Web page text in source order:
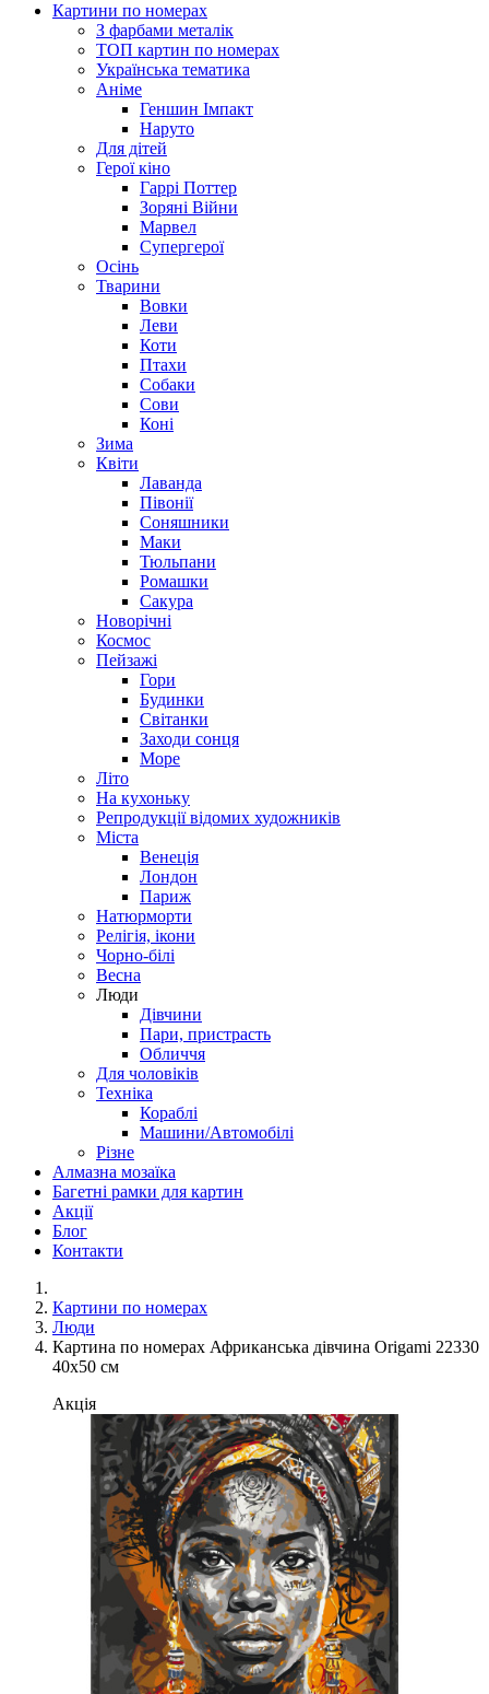
Картини по номерах
З фарбами металік
ТОП картин по номерах
Українська тематика
Аніме
Геншин Імпакт
Наруто
Для дітей
Герої кіно
Гаррі Поттер
Зоряні Війни
Марвел
Супергерої
Осінь
Тварини
Вовки
Леви
Коти
Птахи
Собаки
Сови
Коні
Зима
Квіти
Лаванда
Півонії
Соняшники
Маки
Тюльпани
Ромашки
Сакура
Новорічні
Космос
Пейзажі
Гори
Будинки
Світанки
Заходи сонця
Море
Літо
На кухоньку
Репродукції відомих художників
Міста
Венеція
Лондон
Париж
Натюрморти
Релігія, ікони
Чорно-білі
Весна
Люди
Дівчини
Пари, пристрасть
Обличчя
Для чоловіків
Техніка
Кораблі
Машини/Автомобілі
Різне
Алмазна мозаїка
Багетні рамки для картин
Акції
Блог
Контакти
Картини по номерах
Люди
Картина по номерах Африканська дівчина Origami 22330
40x50 см
Акція